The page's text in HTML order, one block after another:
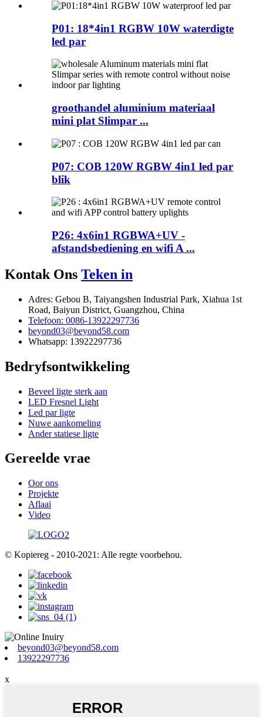
P01: 18*4in1 RGBW 10W waterdigte
led par
groothandel aluminium materiaal
mini plat Slimpar ...
P07: COB 120W RGBW 4in1 led par
blik
P26: 4x6in1 RGBWA+UV -
afstandsbediening en wifi A ...
Kontak Ons Teken in
Adres: Gebou B, Taiyangshen Industrial Park, Xiahua 1st
Road, Baiyun District, Guangzhou, China
Telefoon: 0086-13922297736
beyond03@beyond58.com
Whatsapp: 13922297736
Bedryfsontwikkeling
Beveel ligte sterk aan
LED Fresnel Light
Led par ligte
Nuwe aankomeling
Ander statiese ligte
Gereelde vrae
Oor ons
Projekte
Aflaai
Video
© Kopiereg - 2010-2021: Alle regte voorbehou.
beyond03@beyond58.com
13922297736
x